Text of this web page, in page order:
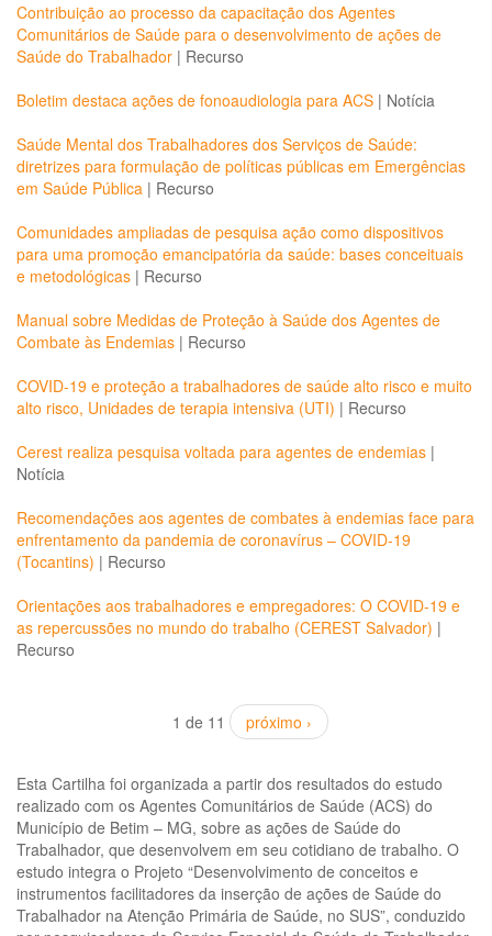
Contribuição ao processo da capacitação dos Agentes
Comunitários de Saúde para o desenvolvimento de ações de
Saúde do Trabalhador | Recurso
Boletim destaca ações de fonoaudiologia para ACS | Notícia
Saúde Mental dos Trabalhadores dos Serviços de Saúde:
diretrizes para formulação de políticas públicas em Emergências
em Saúde Pública | Recurso
Comunidades ampliadas de pesquisa ação como dispositivos
para uma promoção emancipatória da saúde: bases conceituais
e metodológicas | Recurso
Manual sobre Medidas de Proteção à Saúde dos Agentes de
Combate às Endemias | Recurso
COVID-19 e proteção a trabalhadores de saúde alto risco e muito
alto risco, Unidades de terapia intensiva (UTI) | Recurso
Cerest realiza pesquisa voltada para agentes de endemias |
Notícia
Recomendações aos agentes de combates à endemias face para
enfrentamento da pandemia de coronavírus – COVID-19
(Tocantins) | Recurso
Orientações aos trabalhadores e empregadores: O COVID-19 e
as repercussões no mundo do trabalho (CEREST Salvador) |
Recurso
1 de 11 próximo ›
Esta Cartilha foi organizada a partir dos resultados do estudo
realizado com os Agentes Comunitários de Saúde (ACS) do
Município de Betim – MG, sobre as ações de Saúde do
Trabalhador, que desenvolvem em seu cotidiano de trabalho. O
estudo integra o Projeto “Desenvolvimento de conceitos e
instrumentos facilitadores da inserção de ações de Saúde do
Trabalhador na Atenção Primária de Saúde, no SUS”, conduzido